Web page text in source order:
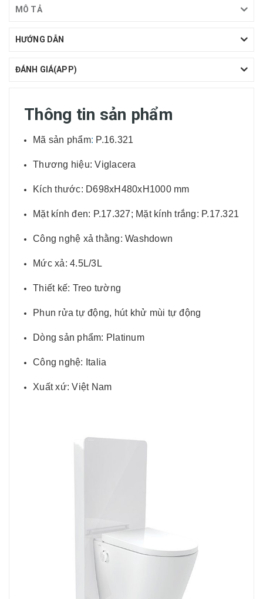
MÔ TẢ
HƯỚNG DẪN
ĐÁNH GIÁ(APP)
Thông tin sản phẩm
Mã sản phẩm: P.16.321
Thương hiệu: Viglacera
Kích thước: D698xH480xH1000 mm
Mặt kính đen: P.17.327; Mặt kính trắng: P.17.321
Công nghệ xả thằng: Washdown
Mức xả: 4.5L/3L
Thiết kế: Treo tường
Phun rửa tự động, hút khử mùi tự động
Dòng sản phẩm: Platinum
Công nghệ: Italia
Xuất xứ: Việt Nam